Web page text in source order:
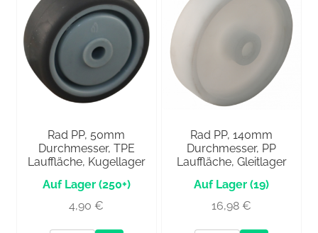
Rad PP, 50mm
Durchmesser, TPE
Lauffläche, Kugellager
(250+)
4,90€
Rad PP, 140mm
Durchmesser, PP
Lauffläche, Gleitlager
(19)
16,98€